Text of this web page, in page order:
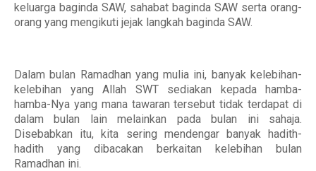
keluarga baginda SAW, sahabat baginda SAW serta orang-
orang yang mengikuti jejak langkah baginda SAW.
Dalam bulan Ramadhan yang mulia ini, banyak kelebihan-
kelebihan yang Allah SWT sediakan kepada hamba-
hamba-Nya yang mana tawaran tersebut tidak terdapat di
dalam bulan lain melainkan pada bulan ini sahaja.
Disebabkan itu, kita sering mendengar banyak hadith-
hadith yang dibacakan berkaitan kelebihan bulan
Ramadhan ini.